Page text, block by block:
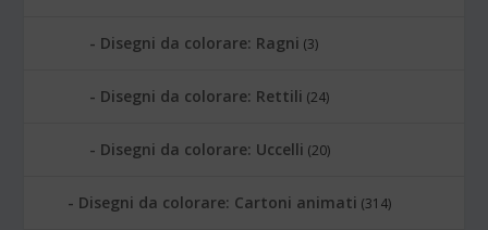
Disegni da colorare: Ragni (3)
Disegni da colorare: Rettili (24)
Disegni da colorare: Uccelli (20)
Disegni da colorare: Cartoni animati (314)